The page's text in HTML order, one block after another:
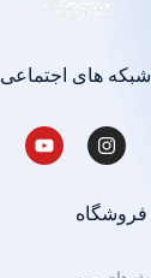
شبکه های اجتماعی
فروشگاه